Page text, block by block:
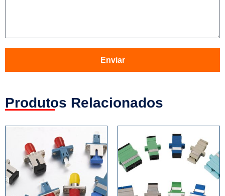
Enviar
Produtos Relacionados